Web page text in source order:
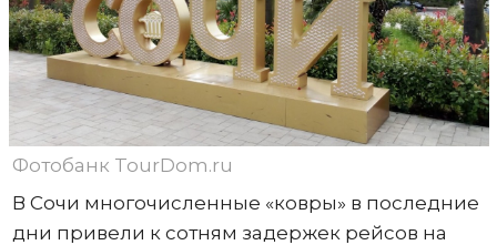
Фотобанк TourDom.ru
В Сочи многочисленные «ковры» в последние
дни привели к сотням задержек рейсов на